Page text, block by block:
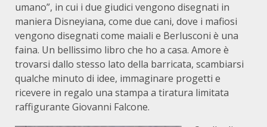
umano”, in cui i due giudici vengono disegnati in
maniera Disneyiana, come due cani, dove i mafiosi
vengono disegnati come maiali e Berlusconi è una
faina. Un bellissimo libro che ho a casa. Amore è
trovarsi dallo stesso lato della barricata, scambiarsi
qualche minuto di idee, immaginare progetti e
ricevere in regalo una stampa a tiratura limitata
raffigurante Giovanni Falcone.